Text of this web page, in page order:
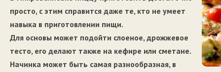
просто, с этим справится даже те, кто не умеет
навыка в приготовлении пищи.
Для основы может подойти слоеное, дрожжевое
тесто, его делают также на кефире или сметане.
Начинка может быть самая разнообразная, в